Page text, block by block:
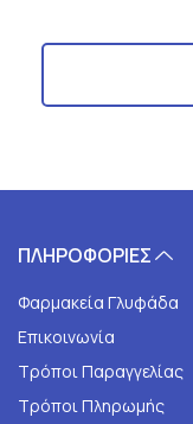
ΠΛΗΡΟΦΟΡΙΕΣ
Φαρμακεία Γλυφάδα
Επικοινωνία
Τρόποι Παραγγελίας
Τρόποι Πληρωμής